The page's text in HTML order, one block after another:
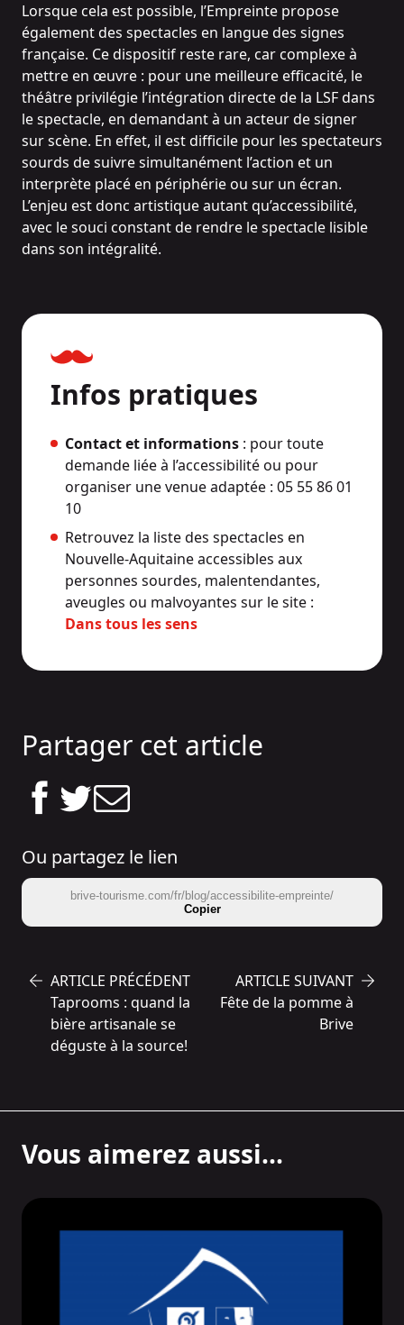
Lorsque cela est possible, l’Empreinte propose
également des spectacles en langue des signes
française. Ce dispositif reste rare, car complexe à
mettre en œuvre : pour une meilleure efficacité, le
théâtre privilégie l’intégration directe de la LSF dans
le spectacle, en demandant à un acteur de signer
sur scène. En effet, il est difficile pour les spectateurs
sourds de suivre simultanément l’action et un
interprète placé en périphérie ou sur un écran.
L’enjeu est donc artistique autant qu’accessibilité,
avec le souci constant de rendre le spectacle lisible
dans son intégralité.
Infos pratiques
Contact et informations : pour toute
demande liée à l’accessibilité ou pour
organiser une venue adaptée : 05 55 86 01
10
Retrouvez la liste des spectacles en
Nouvelle-Aquitaine accessibles aux
personnes sourdes, malentendantes,
aveugles ou malvoyantes sur le site :
Dans tous les sens
Partager cet article
Ou partagez le lien
brive-tourisme.com/fr/blog/accessibilite-empreinte/
Copier
ARTICLE PRÉCÉDENT
Taprooms : quand la
bière artisanale se
déguste à la source!
ARTICLE SUIVANT
Fête de la pomme à
Brive
Vous aimerez aussi...